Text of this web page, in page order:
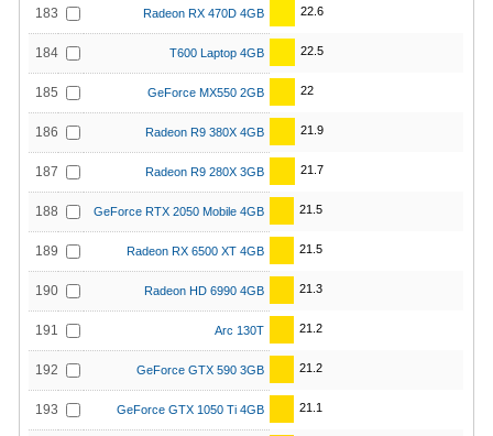
183 Radeon RX 470D 4GB 22.6
184 T600 Laptop 4GB 22.5
185 GeForce MX550 2GB 22
186 Radeon R9 380X 4GB 21.9
187 Radeon R9 280X 3GB 21.7
188 GeForce RTX 2050 Mobile 4GB 21.5
189 Radeon RX 6500 XT 4GB 21.5
190 Radeon HD 6990 4GB 21.3
191 Arc 130T 21.2
192 GeForce GTX 590 3GB 21.2
193 GeForce GTX 1050 Ti 4GB 21.1